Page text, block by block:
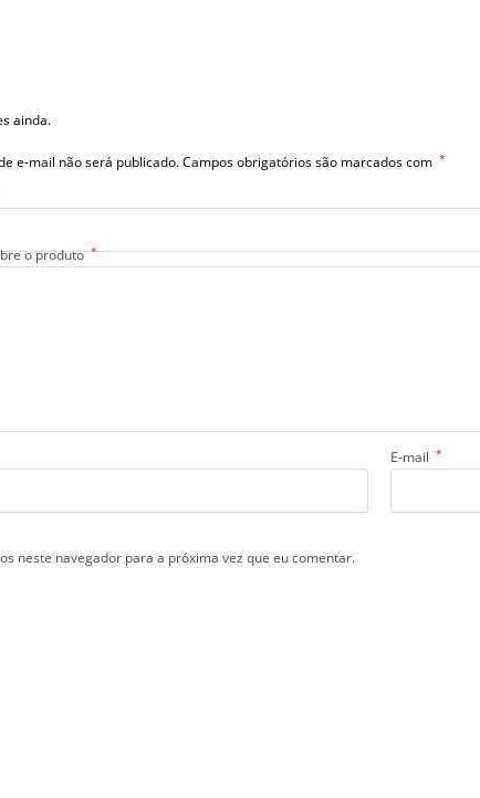
ainda.
e-mail não será publicado.Campos obrigatórios são marcados com *
o produto *
E-mail *
neste navegador para a próxima vez que eu comentar.